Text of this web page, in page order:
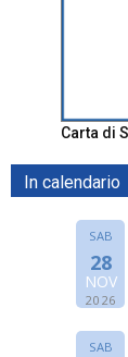
Carta di
In calendario
SAB
28
NOV
2026
SAB